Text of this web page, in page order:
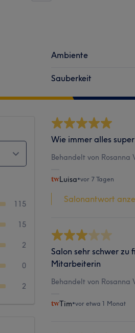
Ambiente
Sauberkeit
115
15
2
0
2
Wie immer alles
Behandelt von Rosanna
Luisa•vor 7 Tagen
Salonantwort
Salon sehr schwer
Mitarbeiterin
Behandelt von Rosanna
Tim•vor etwa 1 Monat